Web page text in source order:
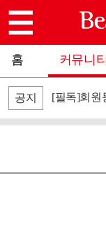
홈 커뮤니티
공지 [필독]회원